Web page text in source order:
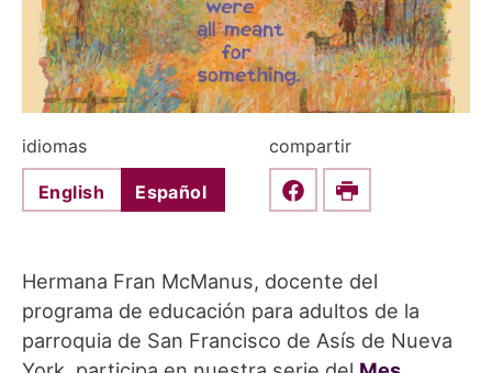
idiomas
English Español
compartir
Share this on Facebook
Print
Hermana Fran McManus, docente del
programa de educación para adultos de la
parroquia de San Francisco de Asís de Nueva